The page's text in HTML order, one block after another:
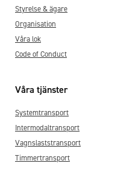
Styrelse & ägare
Organisation
Våra lok
Code of Conduct
Våra tjänster
Systemtransport
Intermodaltransport
Vagnslaststransport
Timmertransport